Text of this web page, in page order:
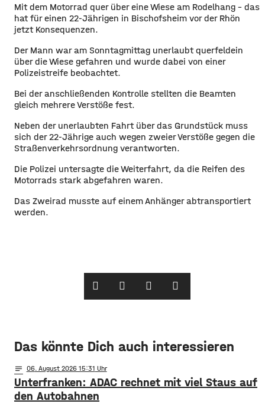
Mit dem Motorrad quer über eine Wiese am Rodelhang – das
hat für einen 22-Jährigen in Bischofsheim vor der Rhön
jetzt Konsequenzen.
Der Mann war am Sonntagmittag unerlaubt querfeldein
über die Wiese gefahren und wurde dabei von einer
Polizeistreife beobachtet.
Bei der anschließenden Kontrolle stellten die Beamten
gleich mehrere Verstöße fest.
Neben der unerlaubten Fahrt über das Grundstück muss
sich der 22-Jährige auch wegen zweier Verstöße gegen die
Straßenverkehrsordnung verantworten.
Die Polizei untersagte die Weiterfahrt, da die Reifen des
Motorrads stark abgefahren waren.
Das Zweirad musste auf einem Anhänger abtransportiert
werden.
Das könnte Dich auch interessieren
notes 06. August 2026 15:31
Unterfranken: ADAC rechnet mit viel Staus auf
den Autobahnen